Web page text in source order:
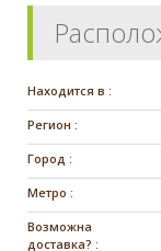
Находится в :
Регион :
Город :
Метро :
Возможна
доставка? :